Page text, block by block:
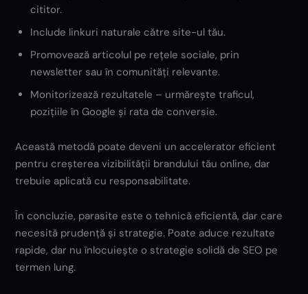
cititor.
Include linkuri naturale către site-ul tău.
Promovează articolul pe rețele sociale, prin
newsletter sau în comunități relevante.
Monitorizează rezultatele – urmărește traficul,
pozițiile în Google și rata de conversie.
Această metodă poate deveni un accelerator eficient
pentru creșterea vizibilității brandului tău online, dar
trebuie aplicată cu responsabilitate.
În concluzie, parasite este o tehnică eficientă, dar care
necesită prudență și strategie. Poate aduce rezultate
rapide, dar nu înlocuiește o strategie solidă de SEO pe
termen lung.